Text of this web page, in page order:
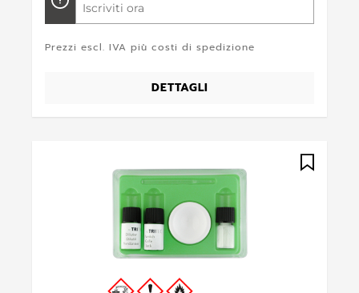
Iscriviti ora
Prezzi escl. IVA più costi di spedizione
DETTAGLI